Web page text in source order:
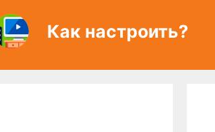
Как настроить?